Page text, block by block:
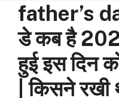
father’s
डे कब है
हुई इस द‍िन
| क‍िसने रखी